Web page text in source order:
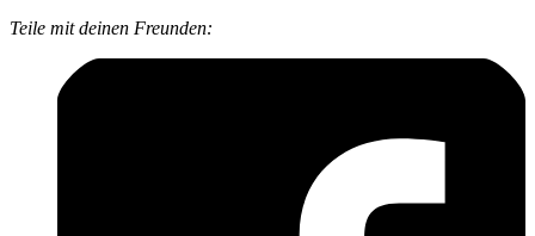
Teile mit deinen Freunden: